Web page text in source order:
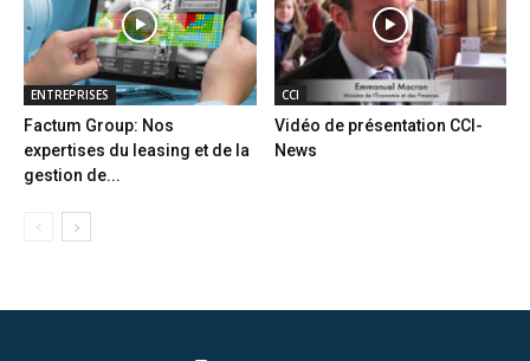
ENTREPRISES
Factum Group: Nos
expertises du leasing et de la
gestion de...
CCI
Vidéo de présentation CCI-
News